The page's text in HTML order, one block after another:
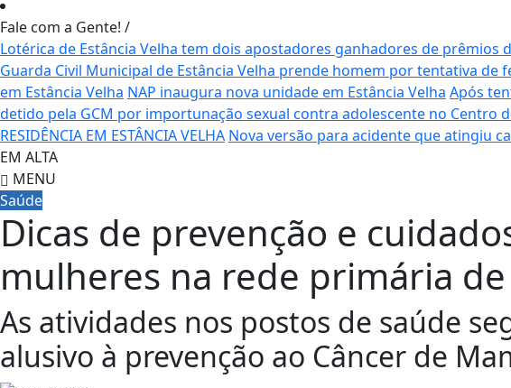
Fale com a Gente! /
Lotérica de Estância Velha tem dois apostadores ganhadores de prêmios
Guarda Civil Municipal de Estância Velha prende homem por tentativa de
em Estância Velha NAP inaugura nova unidade em Estância Velha Após
detido pela GCM por importunação sexual contra adolescente no Centro
RESIDÊNCIA EM ESTÂNCIA VELHA Nova versão para acidente que atingiu
EM ALTA
MENU
Saúde
Dicas de prevenção e
mulheres na rede primária
As atividades nos postos de saúde
alusivo à prevenção ao Câncer de